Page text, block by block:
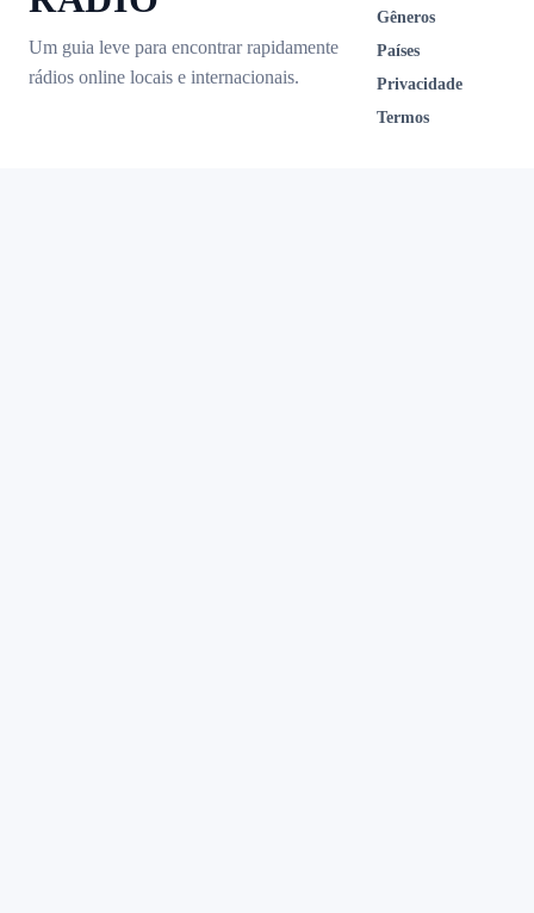
Um guia leve para encontrar rapidamente
rádios online locais e internacionais.
Gêneros
Países
Privacidade
Termos